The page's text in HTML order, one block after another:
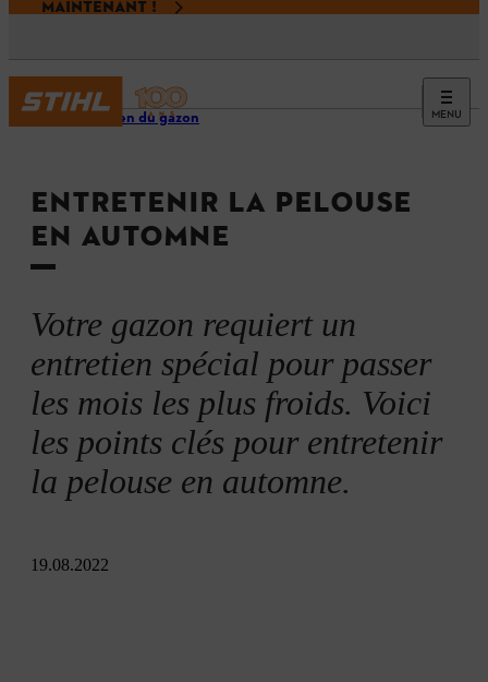
MAINTENANT !
MENU
Entretien du gazon
ENTRETENIR LA PELOUSE
EN AUTOMNE
Votre gazon requiert un
entretien spécial pour passer
les mois les plus froids. Voici
les points clés pour entretenir
la pelouse en automne.
19.08.2022